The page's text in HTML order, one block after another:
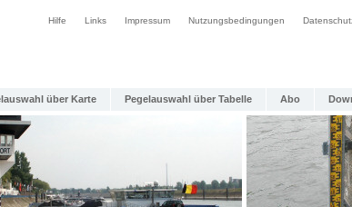
Hilfe Links Impressum Nutzungsbedingungen
über Karte Pegelauswahl über Tabelle Abo